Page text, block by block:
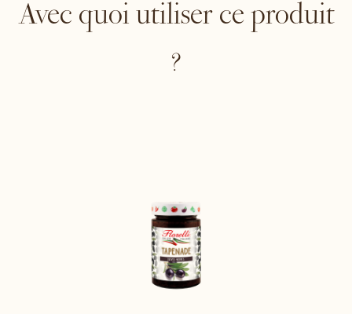
Avec quoi utiliser ce produit
?